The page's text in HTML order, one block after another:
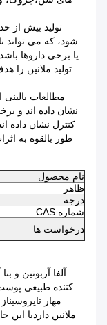
تولید بیش از
شود، که می تواند
یا برخی داروها
تولید ملانین را
مطالعات
نشان داده اند و
کنترل نشان داده
طور بالقوه به
نام محصول
ظاهر
درجه
شماره CAS
درخواست ها
آلفا آربوتین و
کننده طبیعی
مهار
ملانین داردبا